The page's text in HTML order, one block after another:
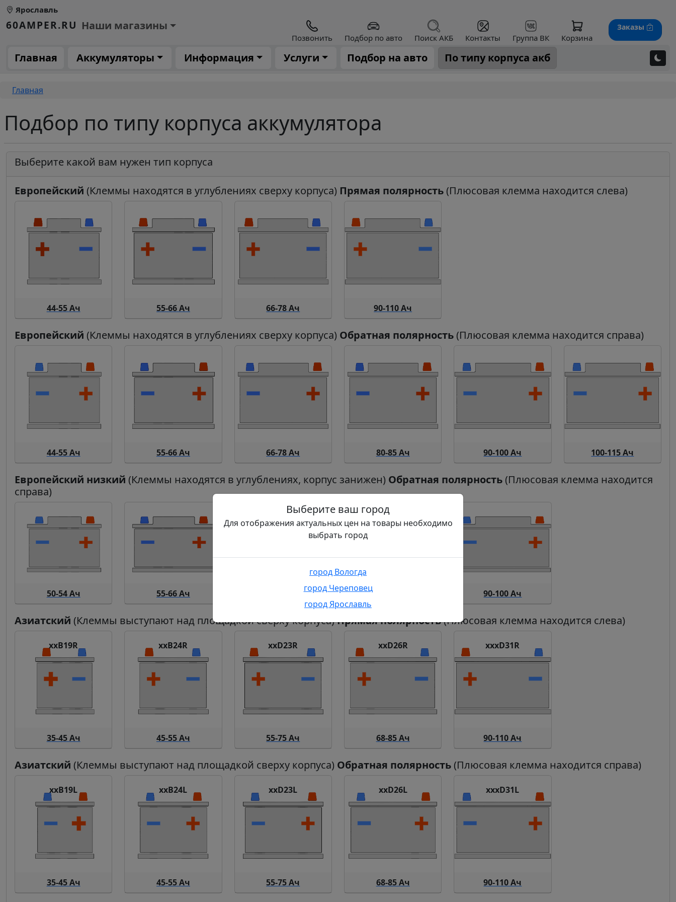
Перейти к основному содержанию
Выберите ваш город
Для отображения актуальных цен на товары необходимо
выбрать город
город Вологда
город Череповец
город Ярославль
Ярославль
60AMPER.RU Основное меню 1
Наши магазины
Позвонить Подбор по авто Поиск АКБ Контакты Группа ВК Корзина
Заказы
Главная Аккумуляторы Информация Услуги Подбор на авто По типу корпуса акб
Строка навигации
Главная
Подбор по типу корпуса аккумулятора
Выберите какой вам нужен тип корпуса
Европейский (Клеммы находятся в углублениях сверху корпуса) Прямая полярность (Плюсовая клемма находится слева)
44-55 Ач 55-66 Ач 66-78 Ач 90-110 Ач
Европейский (Клеммы находятся в углублениях сверху корпуса) Обратная полярность (Плюсовая клемма находится справа)
44-55 Ач 55-66 Ач 66-78 Ач 80-85 Ач 90-100 Ач 100-115 Ач
Европейский низкий (Клеммы находятся в углублениях, корпус занижен) Обратная полярность (Плюсовая клемма находится
справа)
50-54 Ач 55-66 Ач 90-100 Ач
Азиатский (Клеммы выступают над площадкой сверху корпуса)Прямая полярность(Плюсовая клемма находится слева)
xxB19R
35-45 Ач
xxB24R
45-55 Ач
xxD23R
55-75 Ач
xxD26R
68-85 Ач
xxxD31R
90-110 Ач
Азиатский (Клеммы выступают над площадкой сверху корпуса) Обратная полярность (Плюсовая клемма находится справа)
xxB19L
35-45 Ач
xxB24L
45-55 Ач
xxD23L
55-75 Ач
xxD26L
68-85 Ач
xxxD31L
90-110 Ач